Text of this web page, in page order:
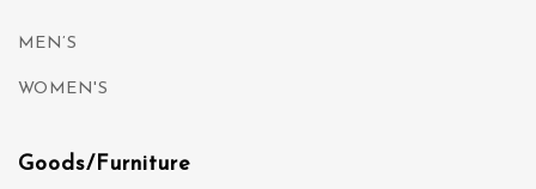
MEN’S
WOMEN'S
Goods/Furniture